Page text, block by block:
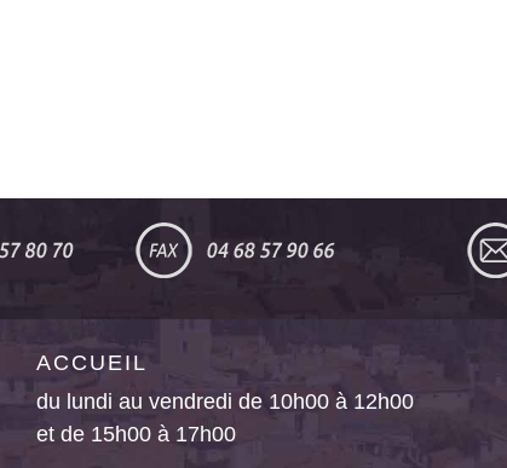
ACCUEIL
du lundi au vendredi de 10h00 à 12h00
et de 15h00 à 17h00